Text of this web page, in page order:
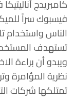
كامبريدج
فيسبوك سراً
الناس واستخدام
تستهدف
ويبدو أن براءة
نظرية المؤامرة
تمتلكها شركات